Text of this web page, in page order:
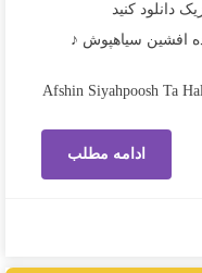
دانلود کنید
افشین سیاهپوش ♪
ادامه مطلب